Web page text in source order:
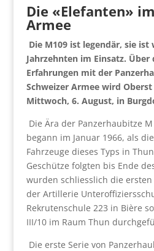
Die «Elefanten»
Armee
Die M109 ist legendär, sie
Jahrzehnten im Einsatz. Über
Erfahrungen mit der
Schweizer Armee wird
Mittwoch, 6. August, in
Die Ära der Panzerhaubitze
begann im Januar 1966, als
Fahrzeuge dieses Typs in
Geschütze folgten bis Ende
wurden schliesslich die
der Artillerie
Rekrutenschule 223 in Bière
III/10 im Raum Thun
Die erste Serie von